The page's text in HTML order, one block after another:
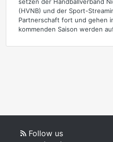
(HVNB) und der Sport-
Partnerschaft fort und gehen
kommenden Saison werden
Follow us